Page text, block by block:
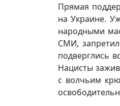
Прямая
на Украине.
народными
СМИ,
подверглись
Нацисты
с волчьим